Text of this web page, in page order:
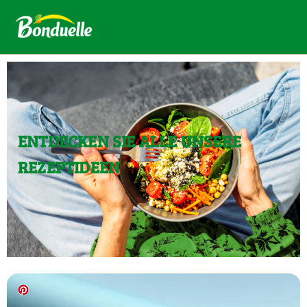
ENTDECKEN SIE ALLE UNSERE
REZEPTIDEEN